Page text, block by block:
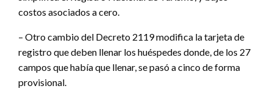
costos asociados a cero.
– Otro cambio del Decreto 2119 modifica la tarjeta de
registro que deben llenar los huéspedes donde, de los 27
campos que había que llenar, se pasó a cinco de forma
provisional.